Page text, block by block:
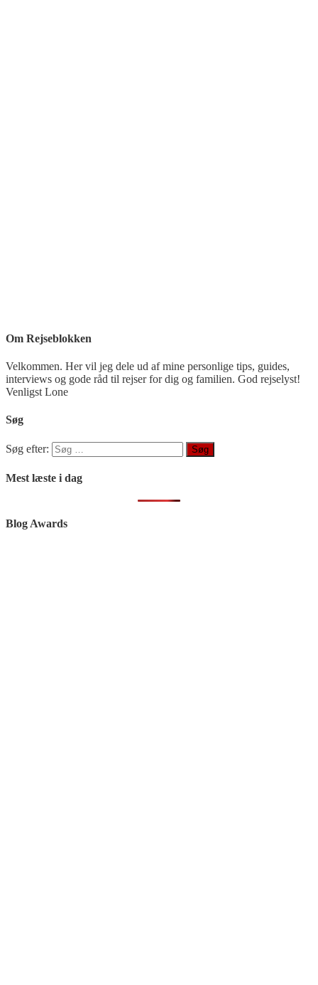
Om Rejseblokken
Velkommen. Her vil jeg dele ud af mine personlige tips, guides,
interviews og gode råd til rejser for dig og familien. God rejselyst!
Venligst Lone
Søg
Søg efter:
Mest læste i dag
Blog Awards